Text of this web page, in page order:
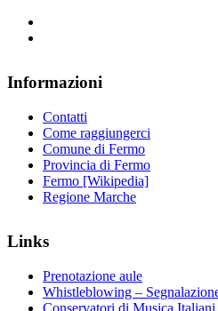
Informazioni
Contatti
Come raggiungerci
Comune di Fermo
Provincia di Fermo
Fermo [Wikipedia]
Regione Marche
Links
Prenotazione aule
Whistleblowing –
Conservatori di Musica Italiani